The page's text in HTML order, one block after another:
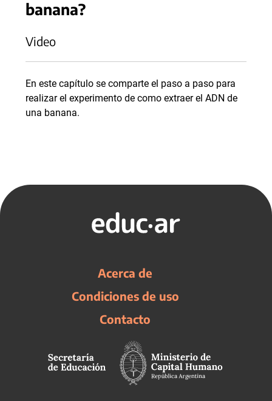
banana?
Video
En este capítulo se comparte el paso a paso para
realizar el experimento de como extraer el ADN de
una banana.
Acerca de
Condiciones de uso
Contacto